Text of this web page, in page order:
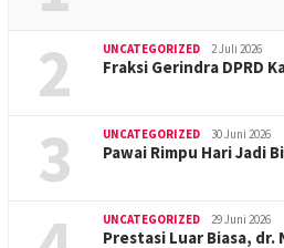
2 UNCATEGORIZED 2 Juli 2026
Fraksi Gerindra DPRD
3 UNCATEGORIZED 30 Juni 2026
Pawai Rimpu Hari Jadi
UNCATEGORIZED 29 Juni 2026
Prestasi Luar Biasa,